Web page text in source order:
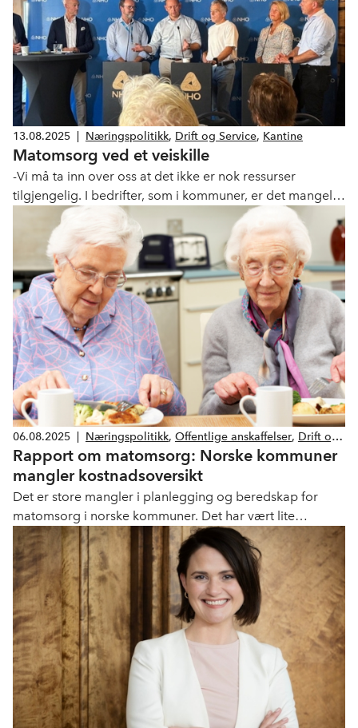
13.08.2025 Næringspolitikk, Drift og Service, Kantine
Matomsorg ved et veiskille
-Vi må ta inn over oss at det ikke er nok ressurser
tilgjengelig. I bedrifter, som i kommuner, er det mangel
på folk som kan løse oppgavene. Da må vi legge
ideologiske kriger til side og se etter nye løsninger, sa
Vegard Einan adm. dir i NHO SH under en debatt om
matomsorg i Arendal i dag.
06.08.2025 Næringspolitikk, Offentlige anskaffelser, Drift og
Service,Kantine
Rapport om matomsorg: Norske kommuner
mangler kostnadsoversikt
Det er store mangler i planlegging og beredskap for
matomsorg i norske kommuner. Det har vært lite
offentlig debatt om dette, som er kritisk for å takle
eldrebølgen, sier Jorulf Brøvig Silde, bransjedirektør
Drift og Service i NHO Service og Handel.